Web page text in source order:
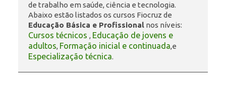
CURSOS
PLATAFORMAS
de trabalho em saúde, ciência e tecnologia.
Abaixo estão listados os cursos Fiocruz de
Educação Básica e Profissional nos níveis:
Cursos técnicos, Educação de jovens e
adultos, Formação inicial e continuada,e
Especialização técnica.